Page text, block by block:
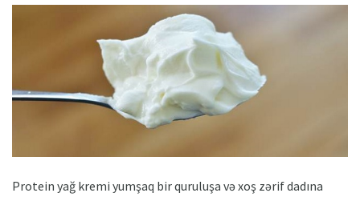
Protein yağ kremi yumşaq bir quruluşa və xoş zərif dadına